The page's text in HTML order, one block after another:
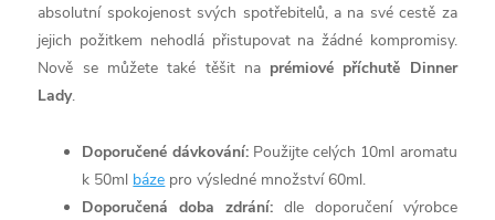
absolutní spokojenost svých spotřebitelů, a na své cestě za
jejich požitkem nehodlá přistupovat na žádné kompromisy.
Nově se můžete také těšit na prémiové příchutě Dinner
Lady.
Doporučené dávkování:Použijte celých 10ml aromatu
k 50ml báze pro výsledné množství 60ml.
Doporučená doba zdrání: dle doporučení výrobce